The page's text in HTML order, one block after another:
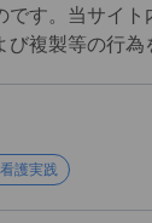
です。当サイ
複製等の行為
護実践